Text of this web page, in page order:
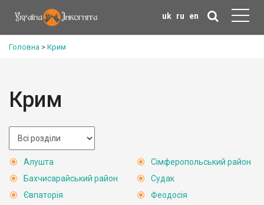
uk ru en
Головна > Крим
Крим
Алушта
Бахчисарайський район
Євпаторія
Сімферопольський район
Судак
Феодосія